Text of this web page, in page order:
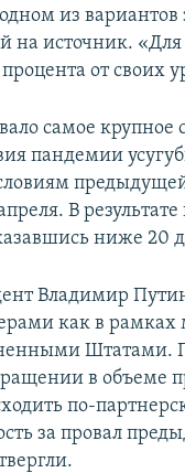
из
на источник. «Для
от своих
самое
пандемии
В
ниже 20
Владимир Путин
как в
Штатами.
в объеме
по-
за провал